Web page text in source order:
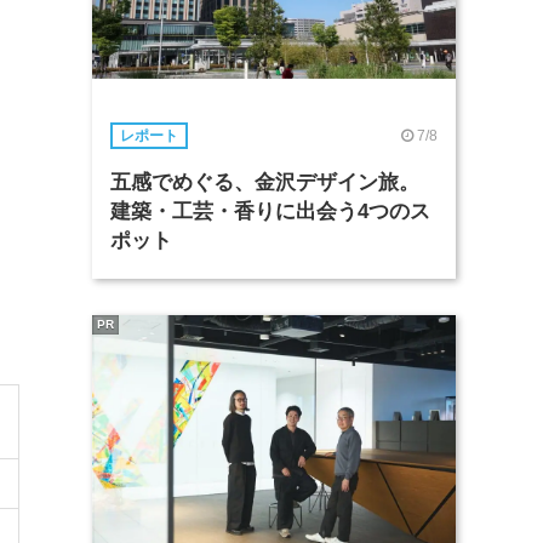
レポート 7/8
五感でめぐる、金沢デザイン旅。
建築・工芸・香りに出会う4つのス
ポット
PR